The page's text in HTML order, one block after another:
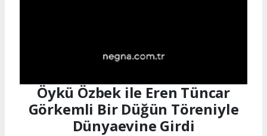
Öykü Özbek ile Eren Tüncar
Görkemli Bir Düğün Töreniyle
Dünyaevine Girdi